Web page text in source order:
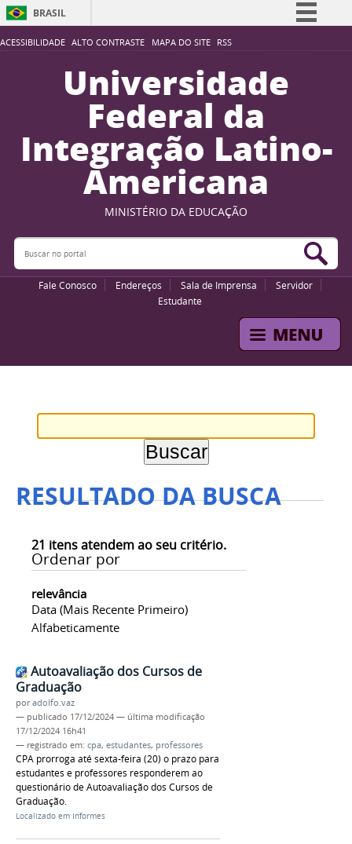
ACESSIBILIDADE ALTO CONTRASTE MAPA DO SITE RSS
BRASIL
Simplifique!
Participe
Acesso à informação
Legislação
Canais
Universidade
Federal da
Integração Latino-
Americana
MINISTÉRIO DA EDUCAÇÃO
Buscar no portal
Fale Conosco Endereços Sala de Imprensa
Servidor
Estudante
RESULTADO DA BUSCA
21 itens atendem ao seu critério.
Ordenar por
relevância
Data (mais Recente Primeiro)
Alfabeticamente
Autoavaliação dos Cursos de
Graduação
poradolfo.vaz
— publicado 17/12/2024 — última modificação
17/12/2024 16h41
— registrado em: cpa, estudantes, professores
CPA prorroga até sexta-feira (20) o prazo para
estudantes e professores responderem ao
questionário de Autoavaliação dos Cursos de
Graduação.
Localizado em Informes